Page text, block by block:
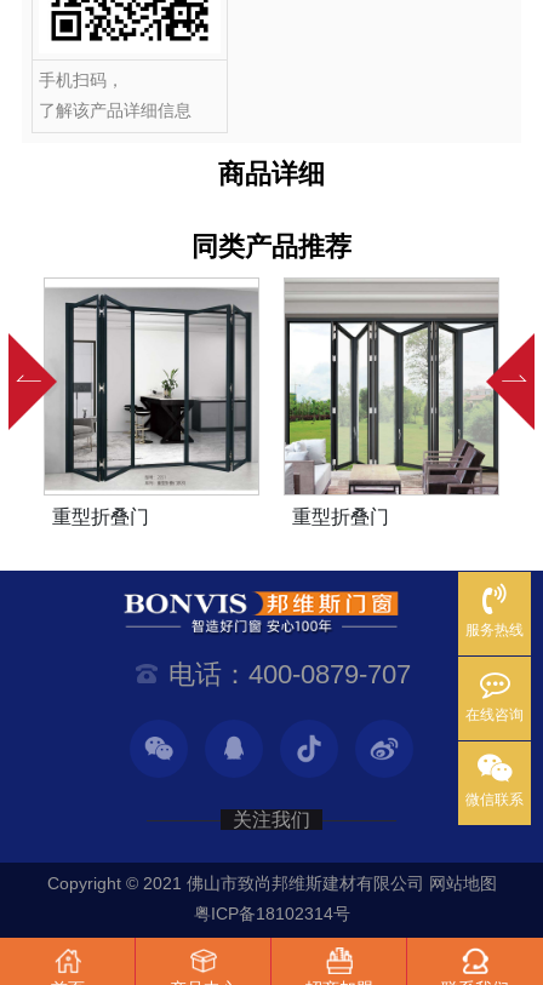
手机扫码，
了解该产品详细信息
商品详细
同类产品推荐
重型折叠门 重型折叠门
电话：400-0879-707
关注我们
Copyright © 2021 佛山市致尚邦维斯建材有限公司 网站地图
粤ICP备18102314号
服务热线
在线咨询
微信联系